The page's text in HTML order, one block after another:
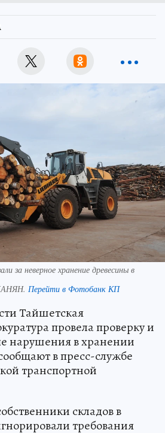
за неверное хранение древесины в
Перейти в Фотобанк КП
Тайшетская
провела проверку и
нарушения в хранении
в пресс-службе
транспортной
складов в
требования